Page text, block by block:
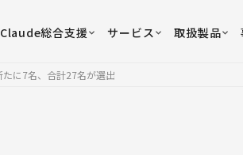
Claude総合支援 サービス 取扱製品
たに7名、合計27名が選出